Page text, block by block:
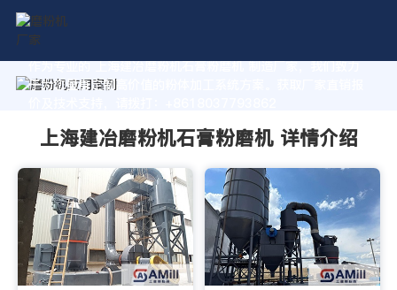
作为专业的 上海建冶磨粉机石膏粉磨机 制造厂家，我们致力
于为您量身定制高价值的粉体加工系统方案。获取厂家直销报
上海建冶磨粉机石膏粉磨机 详情介绍